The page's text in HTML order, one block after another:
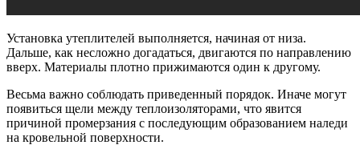
Установка утеплителей выполняется, начиная от низа.
Дальше, как несложно догадаться, двигаются по направлению
вверх. Материалы плотно прижимаются один к другому.
Весьма важно соблюдать приведенный порядок. Иначе могут
появиться щели между теплоизоляторами, что явится
причиной промерзания с последующим образованием наледи
на кровельной поверхности.